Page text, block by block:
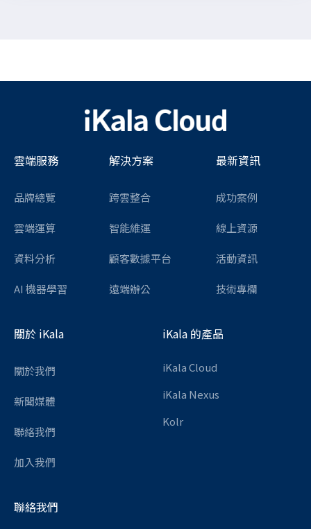
雲端服務
品牌總覽
雲端運算
資料分析
AI 機器學習
解決方案
跨雲整合
智能維運
顧客數據平台
遠端辦公
最新資訊
成功案例
線上資源
活動資訊
技術專欄
關於 iKala
關於我們
新聞媒體
聯絡我們
加入我們
iKala 的產品
iKala Cloud
iKala Nexus
Kolr
聯絡我們